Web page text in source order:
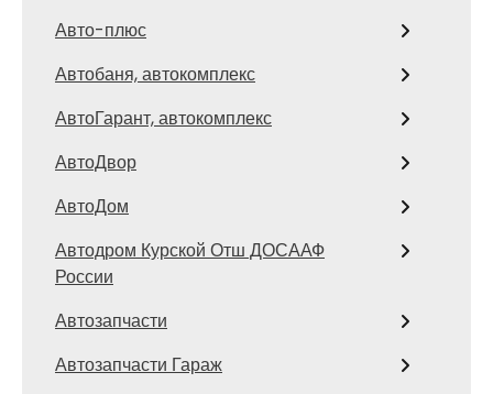
Авто-плюс
Автобаня, автокомплекс
АвтоГарант, автокомплекс
АвтоДвор
АвтоДом
Автодром Курской Отш ДОСААФ
России
Автозапчасти
Автозапчасти Гараж